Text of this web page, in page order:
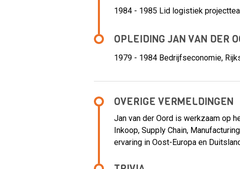
1984 - 1985 Lid logistiek
OPLEIDING JAN VAN DER
1979 - 1984 Bedrijfseconomie,
OVERIGE VERMELDINGEN
Jan van der Oord is werkzaam op
Inkoop, Supply Chain,
ervaring in Oost-Europa en